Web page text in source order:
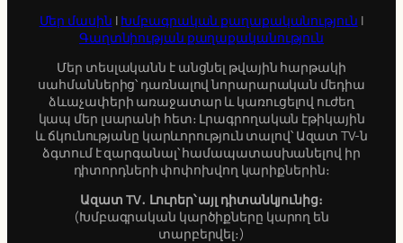
Մեր մասին | Խմբագրական քաղաքականություն |
Գաղտնիության քաղաքականություն
Մեր տեսլականն է անցնել թվային հարթակի
սահմաններից՝ դառնալով նորարարական մեդիա
ձևաչափերի առաջատար և կառուցելով ուժեղ
կապ մեր լսարանի հետ։ Լրագրողական էթիկային
և ճկունությանը կարևորություն տալով՝ Ազատ TV-ն
ձգտում է զարգանալ՝ համապատասխանելով իր
դիտորդների փոփոխվող կարիքներին։
Ազատ TV․ Լուրեր՝ այլ դիտանկյունից։
(Խմբագրական կարծիքները կարող են
տարբերվել։)